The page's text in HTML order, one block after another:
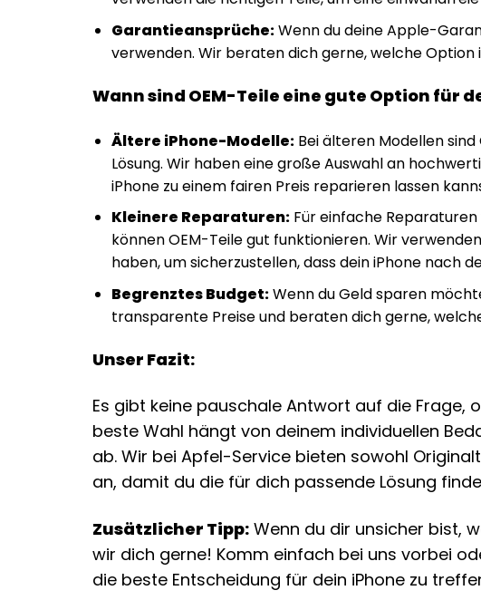
Garantieansprüche:Wenn du deine Apple-
verwenden. Wir beraten dich gerne, welche Option
Wann sind OEM-Teile eine gute Option für
Ältere iPhone-Modelle:Bei älteren Modellen sind
Lösung. Wir haben eine große Auswahl an
iPhone zu einem fairen Preis reparieren lassen
Kleinere Reparaturen:Für einfache Reparaturen
können OEM-Teile gut funktionieren. Wir
haben, um sicherzustellen, dass dein iPhone nach
Begrenztes Budget:Wenn du Geld sparen
transparente Preise und beraten dich gerne,
Unser Fazit:
Es gibt keine pauschale Antwort auf die Frage,
beste Wahl hängt von deinem individuellen
ab. Wir bei Apfel-Service bieten sowohl
an, damit du die für dich passende Lösung
Zusätzlicher Tipp: Wenn du dir unsicher bist,
wir dich gerne! Komm einfach bei uns vorbei
die beste Entscheidung für dein iPhone zu